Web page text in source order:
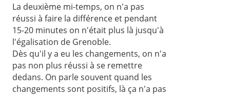
La deuxième mi-temps, on n'a pas
réussi à faire la différence et pendant
15-20 minutes on n'était plus là jusqu'à
l'égalisation de Grenoble.
Dès qu'il y a eu les changements, on n'a
pas non plus réussi à se remettre
dedans. On parle souvent quand les
changements sont positifs, là ça n'a pas